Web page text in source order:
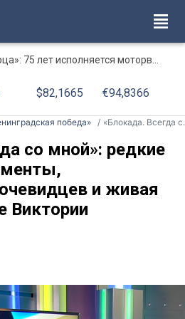
моторвагонному депо Санкт-Петербург-Финляндский
$82,1665 €94,8366
победа» «Блокада. Всегда со мной»: редкие архивные документы, воспоминания очевидцев и живая история в блоге Виктории Баженовой
со мной»: редкие
и живая
Виктории